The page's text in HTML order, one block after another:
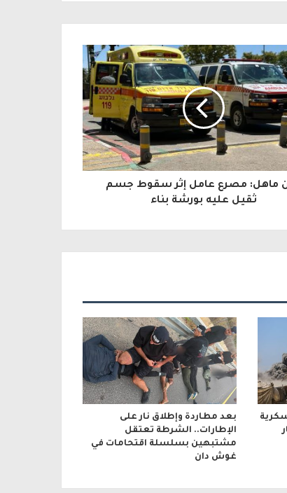
ماهل: مصرع عامل إثر سقوط جسم
ثقيل عليه بورشة بناء
بعد مطاردة وإطلاق نار على
الإطارات.. الشرطة تعتقل
مشتبهين بسلسلة اقتحامات في
غوش دان